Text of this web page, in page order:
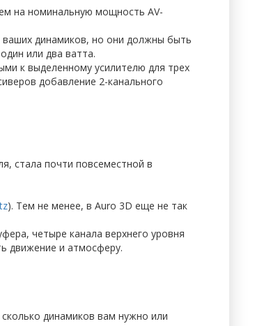
на номинальную мощность AV-
динамиков, но они должны быть
или два ватта.
к выделенному усилителю для трех
добавление 2-канального
стала почти повсеместной в
). Тем не менее, в Auro 3D еще не так
четыре канала верхнего уровня
движение и атмосферу.
динамиков вам нужно или